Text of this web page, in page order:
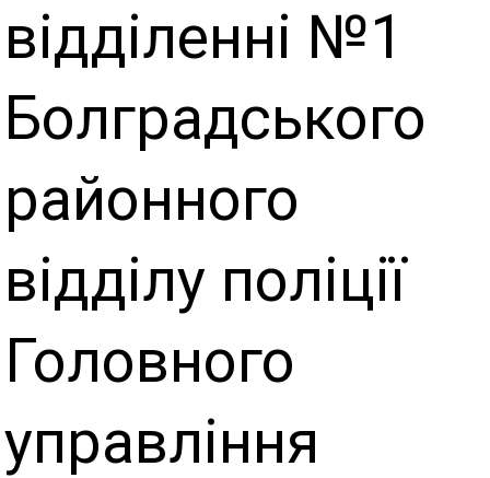
відділенні №1
Болградського
районного
відділу поліції
Головного
управління